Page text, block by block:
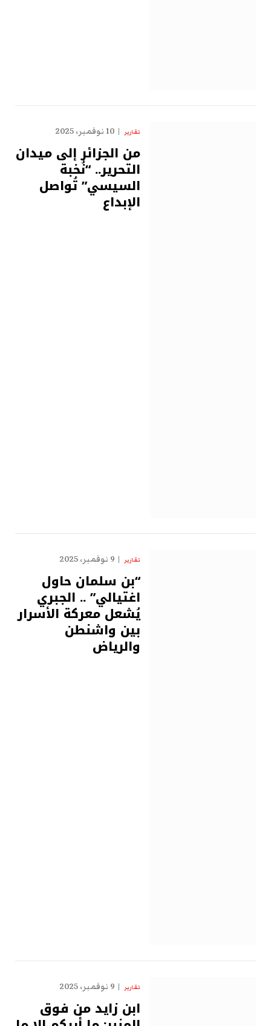
تقارير 10 نوفمبر، 2025
من الجزائر إلى ميدان
التحرير.. “نُخبة
السيسي” تُواصل
الإبداع
تقارير 9 نوفمبر، 2025
“بن سلمان حاول
اغتيالي” .. الجبري
يُشعل معركة الأسرار
بين واشنطن
والرياض
تقارير 9 نوفمبر، 2025
ابن زايد من فوق